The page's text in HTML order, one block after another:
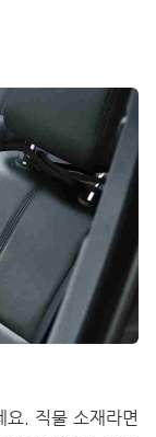
요. 직물 소재라면